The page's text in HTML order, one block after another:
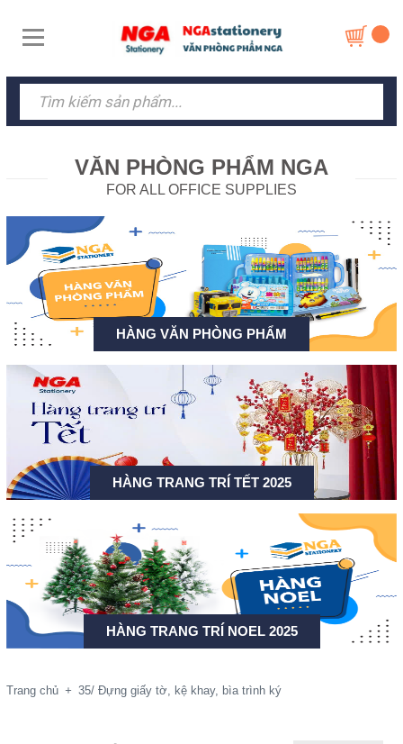
VĂN PHÒNG PHẨM NGA
FOR ALL OFFICE SUPPLIES
HÀNG VĂN PHÒNG PHẨM
HÀNG TRANG TRÍ TẾT 2025
HÀNG TRANG TRÍ NOEL 2025
Trang chủ + 35/ Đựng giấy tờ, kệ khay, bìa trình ký